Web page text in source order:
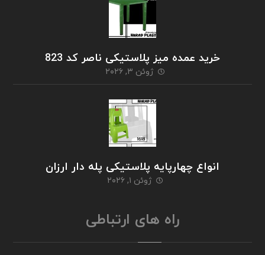
خرید عمده میز پلاستیکی ناصر کد 823
ژوئن ۳, ۲۰۲۶
انواع چهارپایه پلاستیکی پله دار ارزان
ژوئن ۱, ۲۰۲۶
راه های ارتباطی